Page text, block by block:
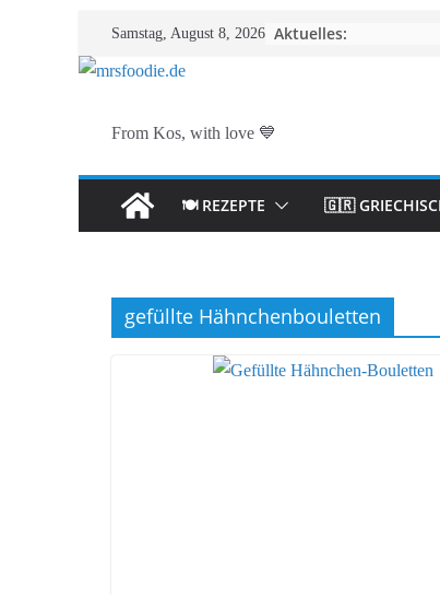
Inhalt
Samstag, August 8, 2026 Aktuelles:
From Kos, with love 💙
🍽️ REZEPTE 🇬🇷
gefüllte Hähnchenbouletten